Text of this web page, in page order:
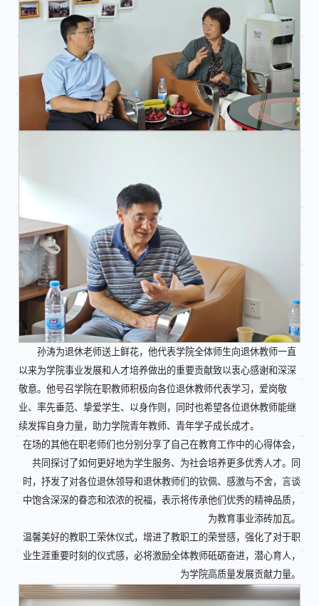
孙涛为退休老师送上鲜花，他代表学院全体师生向退休教师一直
以来为学院事业发展和人才培养做出的重要贡献致以衷心感谢和深深
敬意。他号召学院在职教师积极向各位退休教师代表学习，爱岗敬
业、率先垂范、挚爱学生、以身作则，同时也希望各位退休教师能继
续发挥自身力量，助力学院青年教师、青年学子成长成才。
在场的其他在职老师们也分别分享了自己在教育工作中的心得体会，
共同探讨了如何更好地为学生服务、为社会培养更多优秀人才。同
时，抒发了对各位退休领导和退休教师们的钦佩、感激与不舍，言谈
中饱含深深的眷恋和浓浓的祝福，表示将传承他们优秀的精神品质，
为教育事业添砖加瓦。
温馨美好的教职工荣休仪式，增进了教职工的荣誉感，强化了对于职
业生涯重要时刻的仪式感，必将激励全体教师砥砺奋进，潜心育人，
为学院高质量发展贡献力量。